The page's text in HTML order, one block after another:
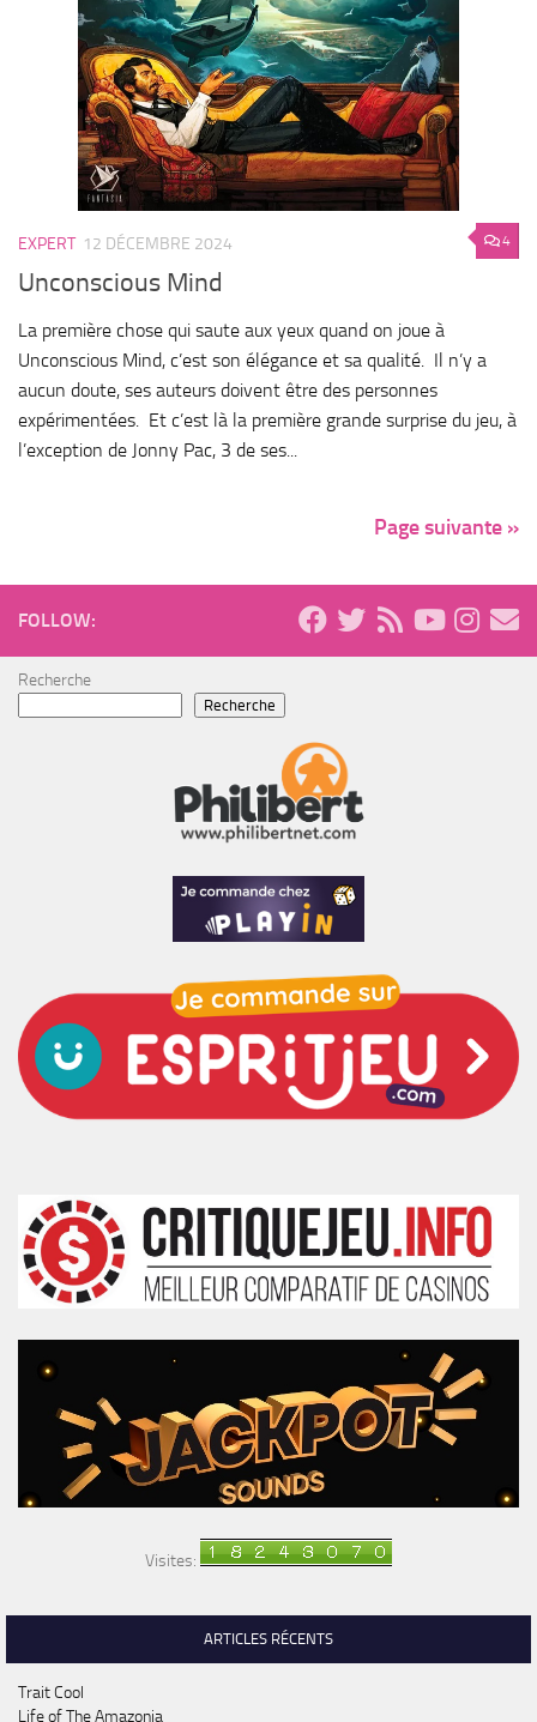
4
EXPERT 12 DÉCEMBRE 2024
Unconscious Mind
La première chose qui saute aux yeux quand on joue à
Unconscious Mind, c’est son élégance et sa qualité. Il n’y a
aucun doute, ses auteurs doivent être des personnes
expérimentées. Et c’est là la première grande surprise du jeu, à
l’exception de Jonny Pac, 3 de ses...
Page suivante »
FOLLOW:
Recherche
Recherche
Visites:
ARTICLES RÉCENTS
Trait Cool
Life of The Amazonia